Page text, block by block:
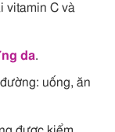
vitamin C và
da.
uống, ăn